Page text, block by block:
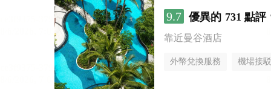
9.7 優異的 731 點評
靠近曼谷酒店
外幣兌換服務 機場接